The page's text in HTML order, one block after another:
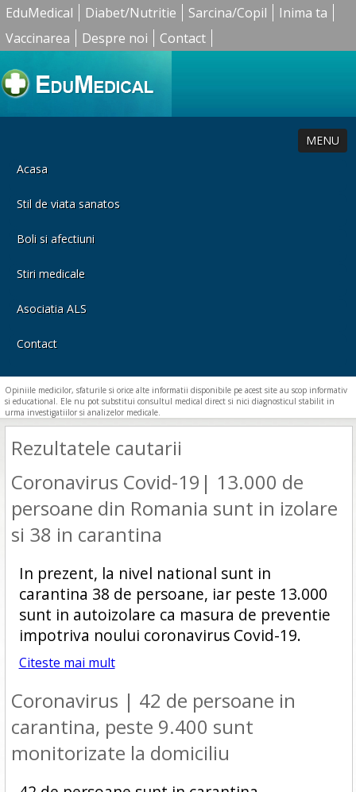
EduMedical Diabet/Nutritie Sarcina/Copil
Inima ta
Vaccinarea
Despre noi Contact
MENU
Acasa
Stil de viata sanatos
Boli si afectiuni
Stiri medicale
Asociatia ALS
Contact
Opiniile medicilor, sfaturile si orice alte informatii disponibile pe acest site au scop informativ
si educational. Ele nu pot substitui consultul medical direct si nici diagnosticul stabilit in
urma investigatiilor si analizelor medicale.
Rezultatele cautarii
Coronavirus Covid-19| 13.000 de
persoane din Romania sunt in izolare
si 38 in carantina
In prezent, la nivel national sunt in
carantina 38 de persoane, iar peste 13.000
sunt in autoizolare ca masura de preventie
impotriva noului coronavirus Covid-19.
Citeste mai mult
Coronavirus | 42 de persoane in
carantina, peste 9.400 sunt
monitorizate la domiciliu